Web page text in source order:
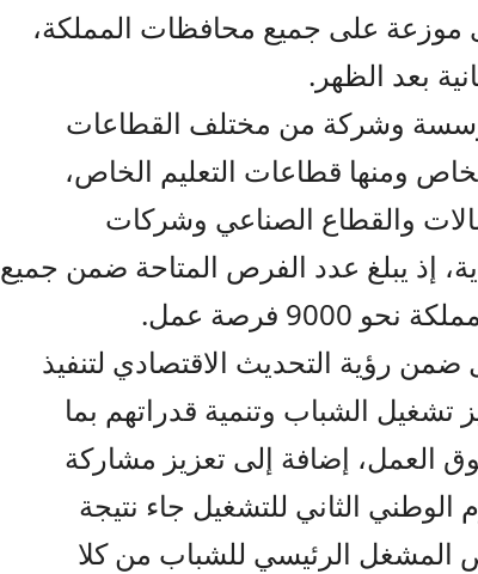
موزعة على جميع محافظات المملكة،
بعد الظهر.
في هذا اليوم نحو 700 مؤسسة وشركة من مختلف القطاعات
ومنها قطاعات التعليم الخاص،
والقطاع الصناعي وشركات
إذ يبلغ عدد الفرص المتاحة ضمن جميع
فرصة عمل.
رؤية التحديث الاقتصادي لتنفيذ
الشباب وتنمية قدراتهم بما
العمل، إضافة إلى تعزيز مشاركة
الوطني الثاني للتشغيل جاء نتيجة
المشغل الرئيسي للشباب من كلا